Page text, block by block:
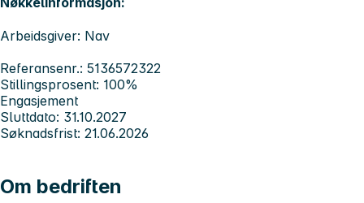
Arbeidsgiver: Nav
Referansenr.: 5136572322
Stillingsprosent: 100%
Engasjement
Sluttdato: 31.10.2027
Søknadsfrist: 21.06.2026
Om bedriften